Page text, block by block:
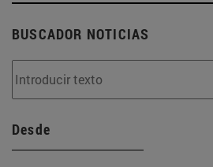
BUSCADOR NOTICIAS
Desde